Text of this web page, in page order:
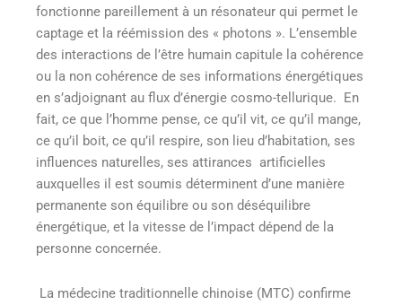
fonctionne pareillement à un résonateur qui permet le
captage et la réémission des « photons ». L’ensemble
des interactions de l’être humain capitule la cohérence
ou la non cohérence de ses informations énergétiques
en s’adjoignant au flux d’énergie cosmo-tellurique. En
fait, ce que l’homme pense, ce qu’il vit, ce qu’il mange,
ce qu’il boit, ce qu’il respire, son lieu d’habitation, ses
influences naturelles, ses attirances artificielles
auxquelles il est soumis déterminent d’une manière
permanente son équilibre ou son déséquilibre
énergétique, et la vitesse de l’impact dépend de la
personne concernée.
La médecine traditionnelle chinoise (MTC) confirme